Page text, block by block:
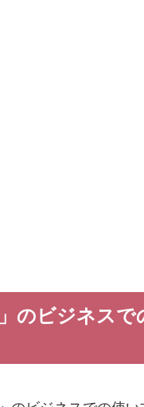
のビジネス